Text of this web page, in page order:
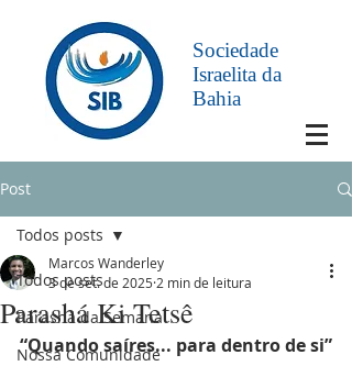
Sociedade
Israelita da
Bahia
Post
Todos posts
Parashá da Semana
Nossa Comunidade
Todos posts
Parashá Ki Tetsê
Marcos Wanderley
3 de set. de 2025 2 min de leitura
“Quando saíres... para dentro de si”